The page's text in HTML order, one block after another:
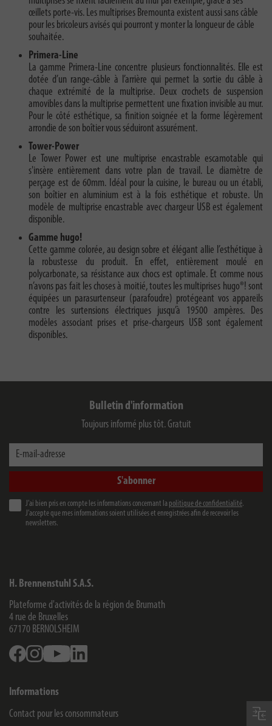
œillets porte-vis. Les multiprises Bremounta existent aussi sans câble
pour les bricoleurs avisés qui pourront y monter la longueur de câble
souhaitée.
Primera-Line
La gamme Primera-Line concentre plusieurs fonctionnalités. Elle est
dotée d’un range-câble à l’arrière qui permet la sortie du câble à
chaque extrémité de la multiprise. Deux crochets de suspension
amovibles dans la multiprise permettent une fixation invisible au mur.
Pour le côté esthétique, sa finition soignée et la forme légèrement
arrondie de son boîtier vous séduiront assurément.
Tower-Power
Le Tower Power est une multiprise encastrable escamotable qui
s'insère entièrement dans votre plan de travail. Le diamètre de
perçage est de 60mm. Idéal pour la cuisine, le bureau ou un établi,
son boîtier en aluminium est à la fois esthétique et robuste. Un
modèle de multiprise encastrable avec chargeur USB est également
disponible.
Gamme hugo!
Cette gamme colorée, au design sobre et élégant allie l’esthétique à
la robustesse du produit. En effet, entièrement moulé en
polycarbonate, sa résistance aux chocs est optimale. Et comme nous
n’avons pas fait les choses à moitié, toutes les multiprises hugo®! sont
équipées un parasurtenseur (parafoudre) protégeant vos appareils
contre les surtensions électriques jusqu’à 19500 ampères. Des
modèles associant prises et prise-chargeurs USB sont également
disponibles.
Bulletin d'information
Toujours informé plus tôt. Gratuit
E-mail-adresse
S'abonner
J’ai bien pris en compte les informations concernant la politique de confidentialité.
J’accepte que mes informations soient utilisées et enregistrées afin de recevoir les
newsletters.
H. Brennenstuhl S.A.S.
Plateforme d'activités de la région de Brumath
4 rue de Bruxelles
67170 BERNOLSHEIM
FacebookInstagramYoutube
Informations
Contact pour les consommateurs